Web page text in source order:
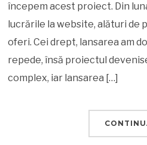
începem acest proiect. Din
lucrările la website, alături de
oferi. Cei drept, lansarea am
repede, însă proiectul
complex, iar lansarea […]